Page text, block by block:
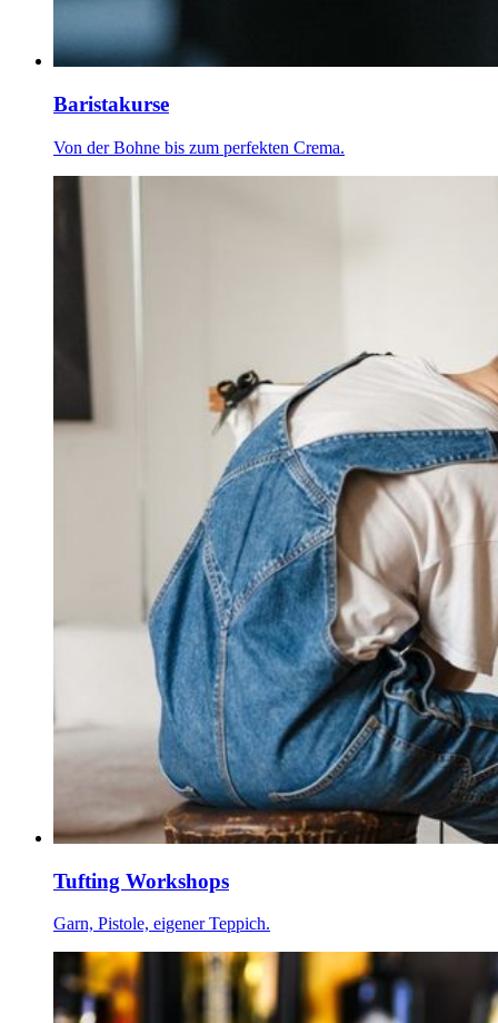
Baristakurse
Von der Bohne bis zum perfekten Crema.
Tufting Workshops
Garn, Pistole, eigener Teppich.